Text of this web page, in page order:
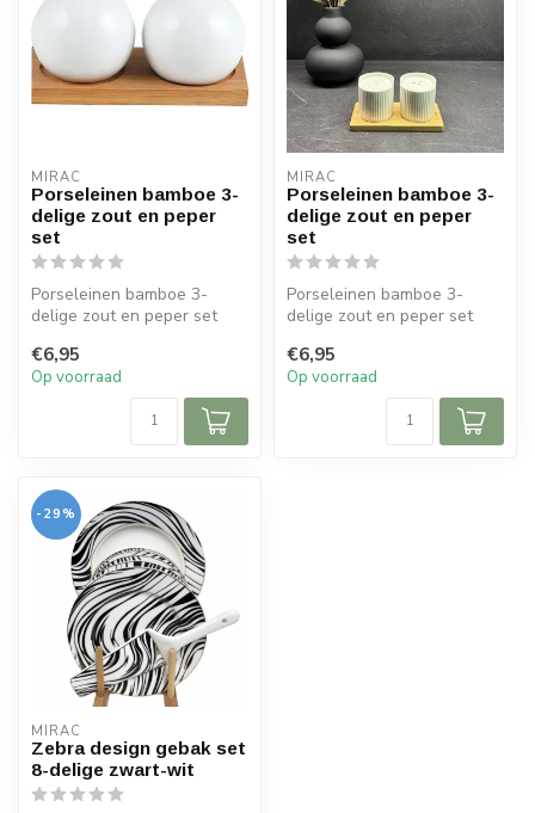
MIRAC
Porseleinen bamboe 3-
delige zout en peper
set
Porseleinen bamboe 3-
delige zout en peper set
Afmetingen
Diameter zoutstel: ...
€6,95
Op voorraad
MIRAC
Porseleinen bamboe 3-
delige zout en peper
set
Porseleinen bamboe 3-
delige zout en peper set
Afmetingen
Diameter zoutstel: ...
€6,95
Op voorraad
-29%
MIRAC
Zebra design gebak set
8-delige zwart-wit